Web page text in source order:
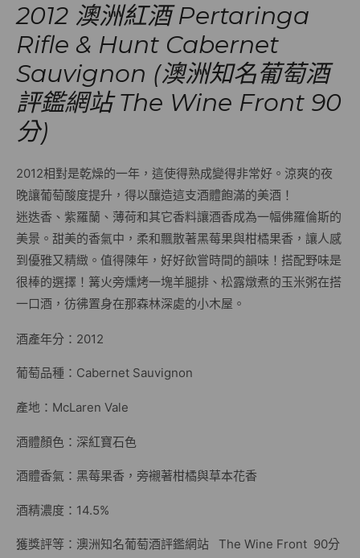
2012 澳洲紅酒 Pertaringa
Rifle & Hunt Cabernet
Sauvignon (澳洲知名葡萄酒
評鑑網站 The Wine Front 90
分)
2012相對是乾燥的一年，這使得熟成變得非常好。涼爽的夜
晚讓葡萄酸度提升，得以釀造這支酒體飽滿的美酒！
迷迭香、紫羅蘭、薄荷和其它香料讓酒香成為一幅佛羅倫斯的
美景。甜美的香氣中，柔和飄散著黑莓果與柑橘果香，讓人感
到優雅又精緻。值得陳年，好好飲嘗時間的韻味！搭配野味是
很棒的選擇！篝火旁燻烤一塊羊腿排、松露燉煮的玉米粥在搭
一口酒，彷彿置身在那森林深處的小木屋。
酒產年分：2012
葡萄品種：Cabernet Sauvignon
產地：McLaren Vale
酒體顏色：深紅寶石色
酒體香氣：黑莓果香，旁襯著柑橘與草本花香
酒精濃度：14.5%
獲獎評等：澳洲知名葡萄酒評鑑網站 The Wine Front 90分